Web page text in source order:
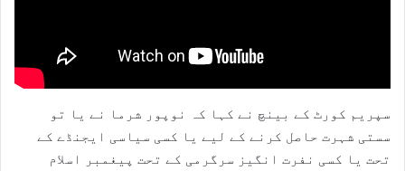
سپریم کورٹ کے بینچ نے کہا کہ نوپور شرما نے یا تو
سستی شہرت حاصل کرنے کے لیے یا کسی سیاسی ایجنڈے کے
تحت یا کسی نفرت انگیز سرگرمی کے تحت پیغمبر اسلام